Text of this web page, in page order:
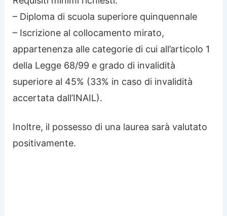
– Diploma di scuola superiore quinquennale
– Iscrizione al collocamento mirato,
appartenenza alle categorie di cui all’articolo 1
della Legge 68/99 e grado di invalidità
superiore al 45% (33% in caso di invalidità
accertata dall’INAIL).
Inoltre, il possesso di una laurea sarà valutato
positivamente.